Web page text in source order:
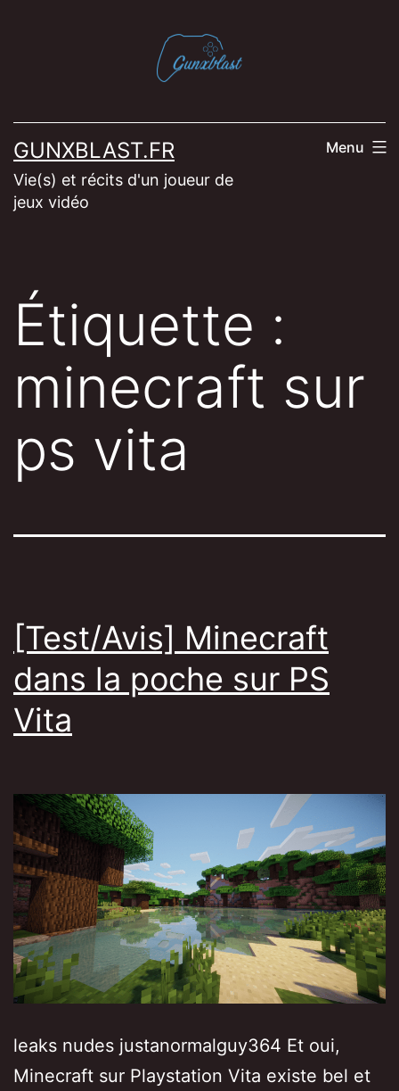
GUNXBLAST.FR
Vie(s) et récits d'un joueur de
jeux vidéo
Menu
Étiquette :
minecraft sur
ps vita
[Test/Avis] Minecraft
dans la poche sur PS
Vita
leaks nudes justanormalguy364 Et oui,
Minecraft sur Playstation Vita existe bel et